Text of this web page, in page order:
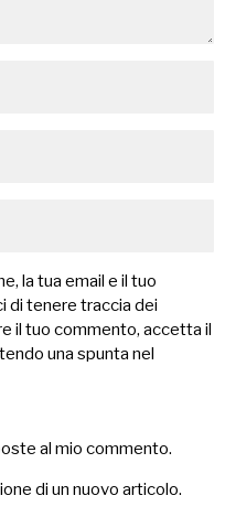
la tua email e il tuo
di tenere traccia dei
il tuo commento, accetta il
una spunta nel
al mio commento.
di un nuovo articolo.